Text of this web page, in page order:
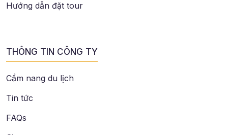
Hướng dẫn đặt tour
THÔNG TIN CÔNG TY
Cẩm nang du lịch
Tin tức
FAQs